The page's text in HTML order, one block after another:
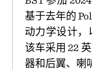
基于去年的
动力学设计，
该车采用 22
器和后翼、喇